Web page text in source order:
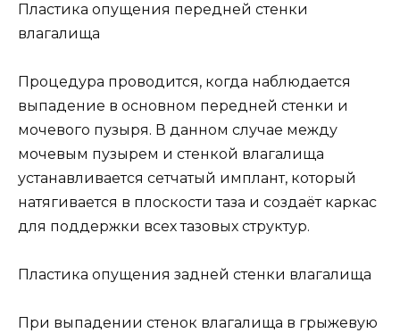
Пластика опущения передней стенки
влагалища
Процедура проводится, когда наблюдается
выпадение в основном передней стенки и
мочевого пузыря. В данном случае между
мочевым пузырем и стенкой влагалища
устанавливается сетчатый имплант, который
натягивается в плоскости таза и создаёт каркас
для поддержки всех тазовых структур.
Пластика опущения задней стенки влагалища
При выпадении стенок влагалища в грыжевую